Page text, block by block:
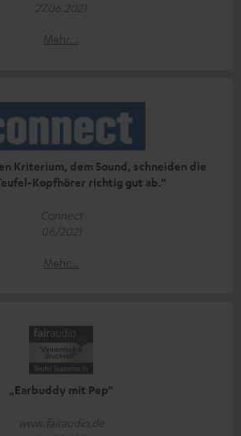
27.06.2021
Mehr...
Kriterium, dem Sound, schneiden die
Kopfhörer richtig gut ab.“
Connect
06/2021
Mehr...
„Earbuddy mit Pep“
www.fairaudio.de